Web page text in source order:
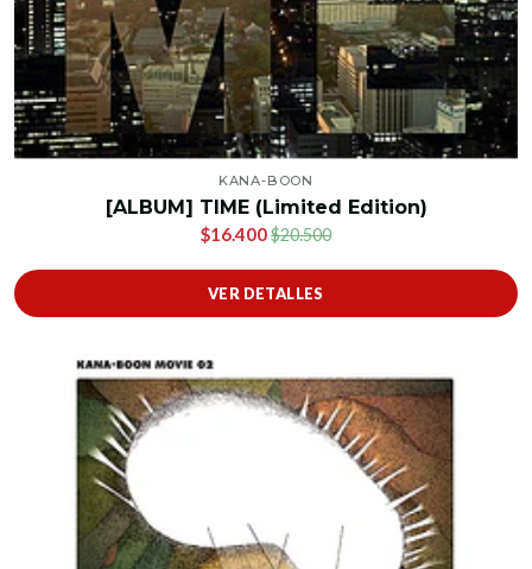
KANA-BOON
[ALBUM] TIME (Limited Edition)
$16.400$20.500
VER DETALLES